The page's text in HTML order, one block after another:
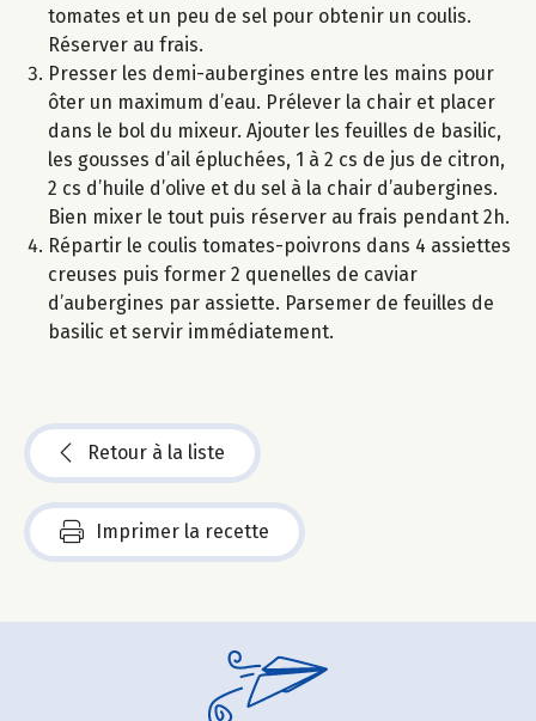
tomates et un peu de sel pour obtenir un coulis.
Réserver au frais.
Presser les demi-aubergines entre les mains pour
ôter un maximum d’eau. Prélever la chair et placer
dans le bol du mixeur. Ajouter les feuilles de basilic,
les gousses d’ail épluchées, 1 à 2 cs de jus de citron,
2 cs d’huile d’olive et du sel à la chair d’aubergines.
Bien mixer le tout puis réserver au frais pendant 2h.
Répartir le coulis tomates-poivrons dans 4 assiettes
creuses puis former 2 quenelles de caviar
d’aubergines par assiette. Parsemer de feuilles de
basilic et servir immédiatement.
Retour à la liste
Imprimer la recette